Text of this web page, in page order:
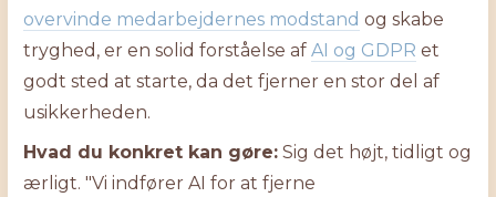
overvinde medarbejdernes modstand og skabe
tryghed, er en solid forståelse afAI og GDPR et
godt sted at starte, da det fjerner en stor del af
usikkerheden.
Hvad du konkret kan gøre: Sig det højt, tidligt og
ærligt. "Vi indfører AI for at fjerne